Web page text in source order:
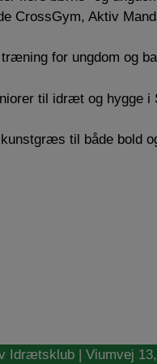
CrossGym, Aktiv
for ungdom og
til idræt og hygge
kunstgræs til både bold
Idrætsklub | Viumvej